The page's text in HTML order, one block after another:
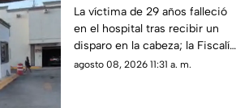
hombre tras 8 días de
recibir disparo por el
ex de su pareja en
Juárez
La víctima de 29 años falleció
en el hospital tras recibir un
disparo en la cabeza; la Fiscalía
busca a Diego A., expareja de
agosto 08, 2026 11:31 a. m.